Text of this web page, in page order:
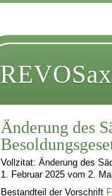
REVOSax
Änderung des
Vollzitat: Änderung des
1. Februar 2025 vom 2.
Bestandteil der Vorschrift